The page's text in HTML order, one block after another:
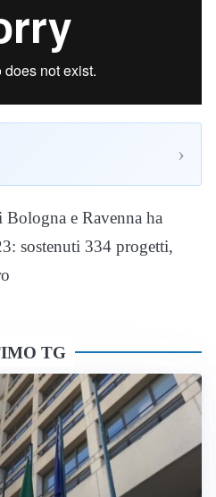
›
e Ravenna ha
sostenuti 334 progetti,
TG